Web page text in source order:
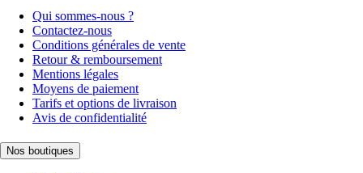
Qui sommes-nous ?
Contactez-nous
Conditions générales de vente
Retour & remboursement
Mentions légales
Moyens de paiement
Tarifs et options de livraison
Avis de confidentialité
Nos boutiques